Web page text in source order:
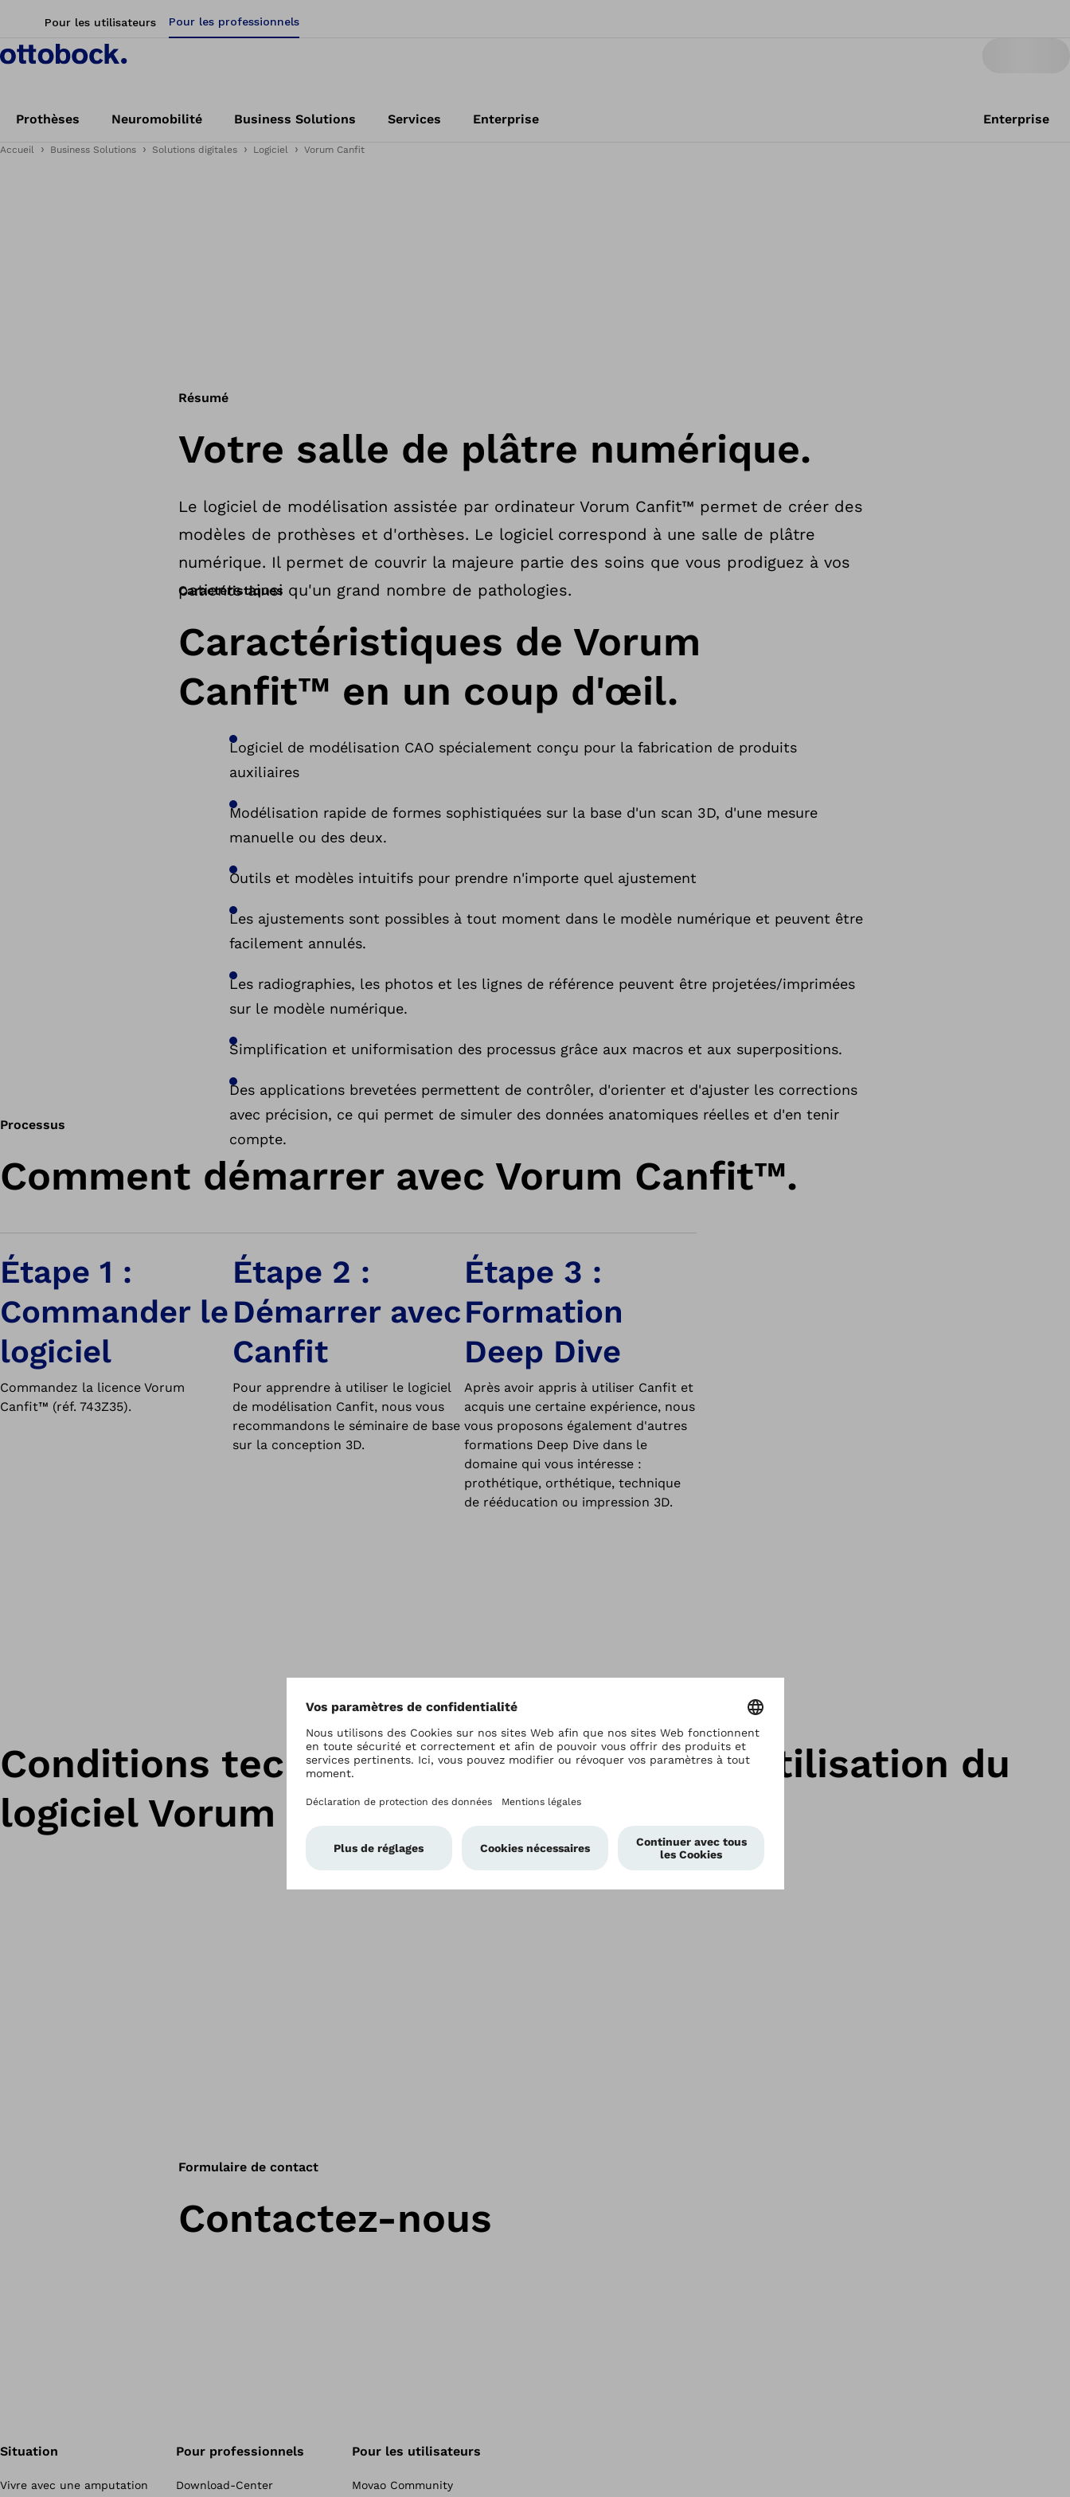
Pour les utilisateurs Pour les professionnels
Prothèses Neuromobilité Business Solutions Services Enterprise Enterprise
Accueil Business Solutions Solutions digitales Logiciel Vorum Canfit
Résumé
Votre salle de plâtre numérique.
Le logiciel de modélisation assistée par ordinateur Vorum Canfit™ permet de créer des
modèles de prothèses et d'orthèses. Le logiciel correspond à une salle de plâtre
numérique. Il permet de couvrir la majeure partie des soins que vous prodiguez à vos
patients ainsi qu'un grand nombre de pathologies.
Caractéristiques
Caractéristiques de Vorum
Canfit™ en un coup d'œil.
Logiciel de modélisation CAO spécialement conçu pour la fabrication de produits
auxiliaires
Modélisation rapide de formes sophistiquées sur la base d'un scan 3D, d'une mesure
manuelle ou des deux.
Outils et modèles intuitifs pour prendre n'importe quel ajustement
Les ajustements sont possibles à tout moment dans le modèle numérique et peuvent être
facilement annulés.
Les radiographies, les photos et les lignes de référence peuvent être projetées/imprimées
sur le modèle numérique.
Simplification et uniformisation des processus grâce aux macros et aux superpositions.
Des applications brevetées permettent de contrôler, d'orienter et d'ajuster les corrections
avec précision, ce qui permet de simuler des données anatomiques réelles et d'en tenir
compte.
Processus
Comment démarrer avec Vorum Canfit™.
Étape 1 :
Commander le
logiciel
Commandez la licence Vorum
Canfit™ (réf. 743Z35).
Étape 2 :
Démarrer avec
Canfit
Pour apprendre à utiliser le logiciel
de modélisation Canfit, nous vous
recommandons le séminaire de base
sur la conception 3D.
Étape 3 :
Formation
Deep Dive
Après avoir appris à utiliser Canfit et
acquis une certaine expérience, nous
vous proposons également d'autres
formations Deep Dive dans le
domaine qui vous intéresse :
prothétique, orthétique, technique
de rééducation ou impression 3D.
Conditions techniques requises pour l'utilisation du
logiciel Vorum Canfit™.
Formulaire de contact
Contactez-nous
Situation
Vivre avec une amputation
Pour professionnels
Download-Center
Pour les utilisateurs
Movao Community